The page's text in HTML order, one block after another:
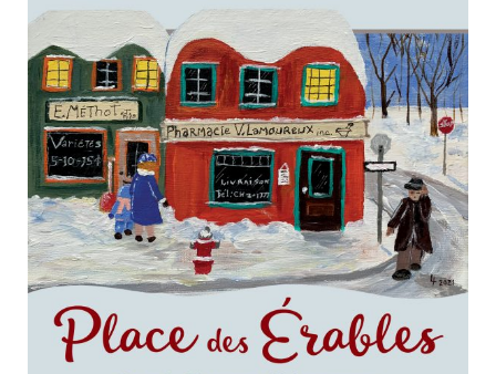
Nouveautés
Numérique
Livres audio
Meilleurs vendeurs
Page vedette
AUTEURS
À PROPOS
CONTACT